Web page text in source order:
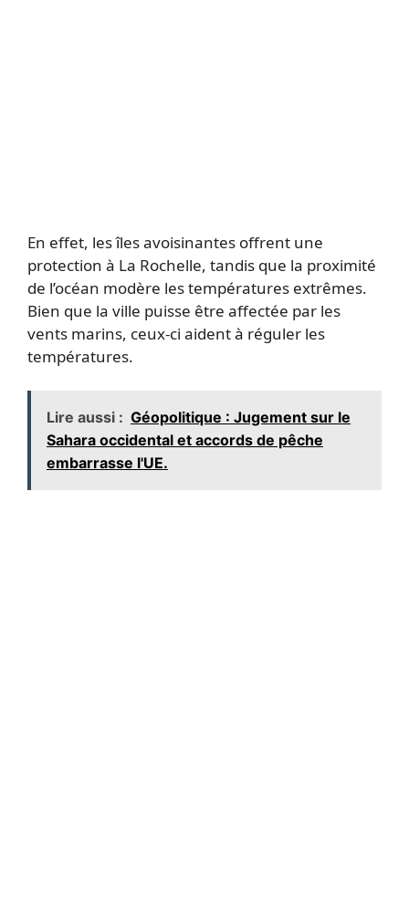
En effet, les îles avoisinantes offrent une
protection à La Rochelle, tandis que la proximité
de l’océan modère les températures extrêmes.
Bien que la ville puisse être affectée par les
vents marins, ceux-ci aident à réguler les
températures.
Lire aussi : Géopolitique : Jugement sur le
Sahara occidental et accords de pêche
embarrasse l'UE.